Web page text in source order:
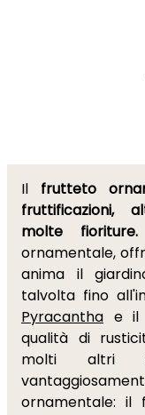
Il frutteto
fruttificazioni,
molte fioriture.
ornamentale,
anima il
talvolta fino
Pyracantha e il
qualità di
molti altri
ornamentale: il